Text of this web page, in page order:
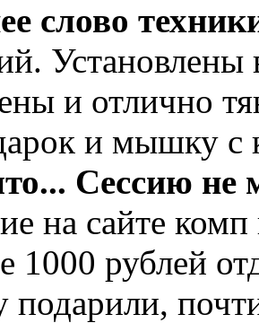
слово
и отлично
и мышку с
Сессию не
на сайте
1000 рублей
подарили,